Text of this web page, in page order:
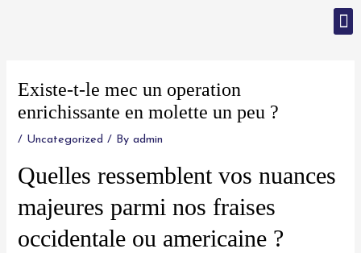
Existe-t-le mec un operation
enrichissante en molette un peu ?
/ Uncategorized / Byadmin
Quelles ressemblent vos nuances
majeures parmi nos fraises
occidentale ou americaine ?